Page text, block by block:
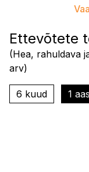
Ettevõtete
(Hea, rahuldava
arv)
6 kuud 1